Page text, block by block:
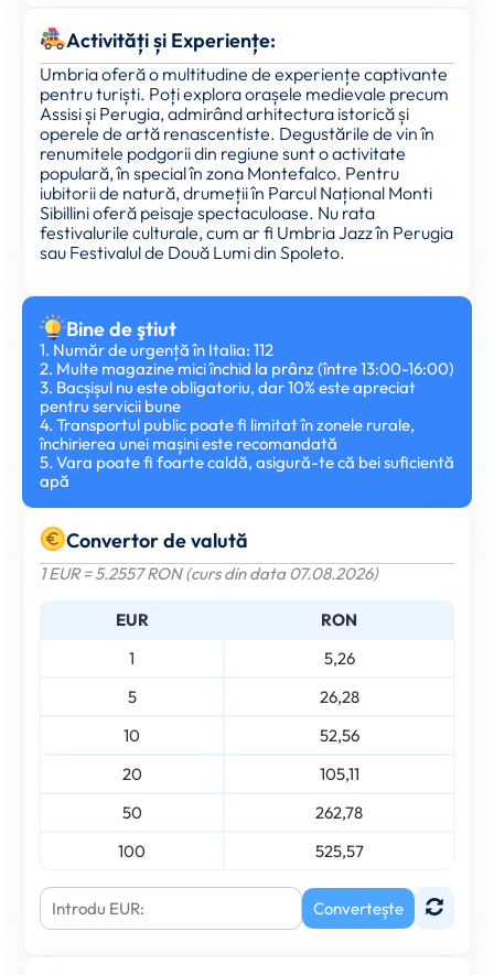
Activități și Experiențe:
Umbria oferă o multitudine de experiențe captivante
pentru turiști. Poți explora orașele medievale precum
Assisi și Perugia, admirând arhitectura istorică și
operele de artă renascentiste. Degustările de vin în
renumitele podgorii din regiune sunt o activitate
populară, în special în zona Montefalco. Pentru
iubitorii de natură, drumeții în Parcul Național Monti
Sibillini oferă peisaje spectaculoase. Nu rata
festivalurile culturale, cum ar fi Umbria Jazz în Perugia
sau Festivalul de Două Lumi din Spoleto.
Bine de ştiut
1. Număr de urgență în Italia: 112
2. Multe magazine mici închid la prânz (între 13:00-16:00)
3. Bacșișul nu este obligatoriu, dar 10% este apreciat
pentru servicii bune
4. Transportul public poate fi limitat în zonele rurale,
închirierea unei mașini este recomandată
5. Vara poate fi foarte caldă, asigură-te că bei suficientă
apă
Convertor de valută
1 EUR = 5.2557 RON (curs din data 07.08.2026)
EUR
RON
1
5,26
5
26,28
10
52,56
20
105,11
50
262,78
100
525,57
Convertește